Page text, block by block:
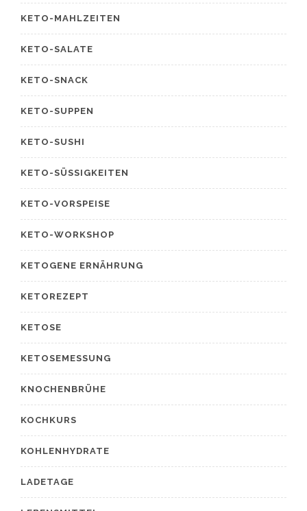
KETO-MAHLZEITEN
KETO-SALATE
KETO-SNACK
KETO-SUPPEN
KETO-SUSHI
KETO-SÜSSIGKEITEN
KETO-VORSPEISE
KETO-WORKSHOP
KETOGENE ERNÄHRUNG
KETOREZEPT
KETOSE
KETOSEMESSUNG
KNOCHENBRÜHE
KOCHKURS
KOHLENHYDRATE
LADETAGE